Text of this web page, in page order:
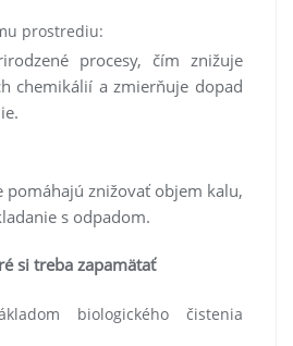
prostrediu:
procesy, čím znižuje
chemikálií a zmierňuje dopad
pomáhajú znižovať objem kalu,
s odpadom.
si treba zapamätať
biologického čistenia